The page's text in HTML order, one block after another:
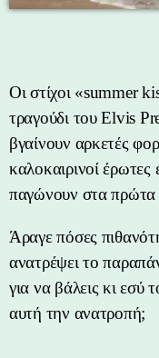
Οι στίχοι «summer
τραγούδι του Elvis
βγαίνουν αρκετές
καλοκαιρινοί
παγώνουν στα πρώτα
Άραγε πόσες
ανατρέψει το
για να βάλεις κι εσύ
αυτή την ανατροπή;